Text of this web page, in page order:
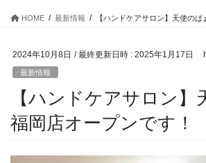
HOME 最新情報 【ハンドケアサロン】天使のぱ
2024年10月8日 / 最終更新日時 : 2025年1月17日
最新情報
【ハンドケアサロン】
福岡店オープンです！